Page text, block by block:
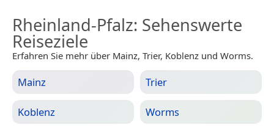
Rheinland-Pfalz: Sehenswerte
Reiseziele
Erfahren Sie mehr über Mainz, Trier, Koblenz und Worms.
Mainz Trier
Koblenz Worms